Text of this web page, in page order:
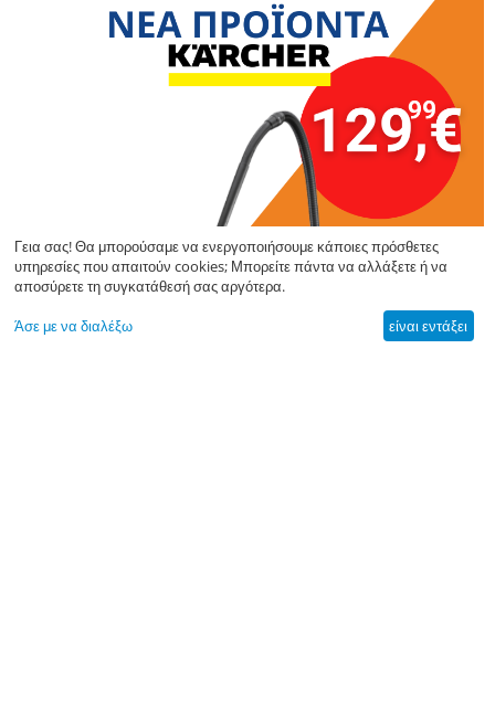
Γεια σας! Θα μπορούσαμε να ενεργοποιήσουμε κάποιες πρόσθετες
υπηρεσίες που απαιτούν cookies; Μπορείτε πάντα να αλλάξετε ή να
αποσύρετε τη συγκατάθεσή σας αργότερα.
Άσε με να διαλέξω είναι εντάξει